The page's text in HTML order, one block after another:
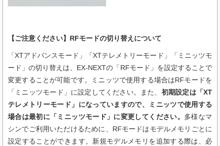
【ご注意ください】RFモードの切り替えについて
「XTアドバンスモード」「XTテレメトリーモード」「ミニッツモ
ード」の切り替えは、EX-NEXTの「RFモード」を設定することで
変更することが可能です。ミニッツで使用する場合はRFモードを
「ミニッツモード」に設定してください。また、 初期設定は「XT
テレメトリーモード」になっていますので、ミニッツで使用する
場合は最初に「ミニッツモード」に変更してください。 多様なマ
シンでご利用いただけるために、RFモードはモデルメモリごとに
設定することができます。新規モデルメモリを追加する際は、必